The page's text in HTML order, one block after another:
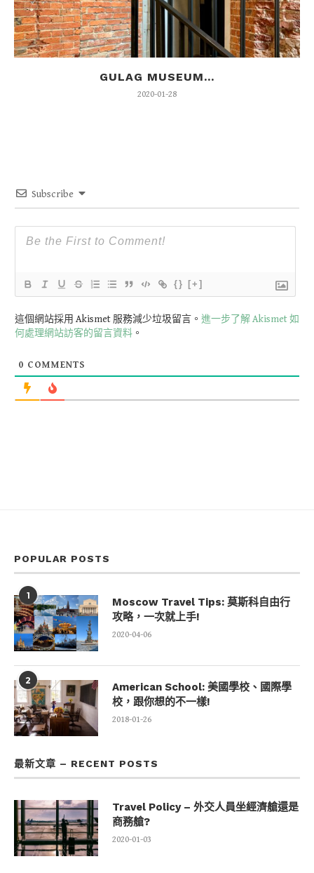
GULAG MUSEUM...
2020-01-28
Subscribe
{} [+]
這個網站採用 Akismet 服務減少垃圾留言。 進一步了解 Akismet 如
何處理網站訪客的留言資料 。
0 COMMENTS
POPULAR POSTS
1
Moscow Travel Tips: 莫斯科自由行
攻略，一次就上手!
2020-04-06
2
American School: 美國學校、國際學
校，跟你想的不一樣!
2018-01-26
最新文章 – RECENT POSTS
Travel Policy – 外交人員坐經濟艙還是
商務艙?
2020-01-03